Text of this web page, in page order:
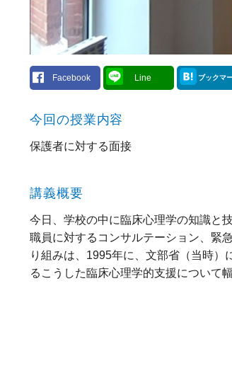
Facebook Line ブックマ
今回の授業内容
保護者に対する面接
講義概要
今日、学校の中に臨床心理学の知識と
職員に対するコンサルテーション、緊
り組みは、1995年に、文部省（当時
るこうした臨床心理学的支援について